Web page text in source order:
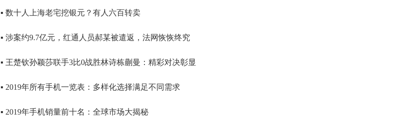
▪ 数十人上海老宅挖银元？有人六百转卖
▪ 涉案约9.7亿元，红通人员郝某被遣返，法网恢恢终究
▪ 王楚钦孙颖莎联手3比0战胜林诗栋蒯曼：精彩对决彰显
▪ 2019年所有手机一览表：多样化选择满足不同需求
▪ 2019年手机销量前十名：全球市场大揭秘